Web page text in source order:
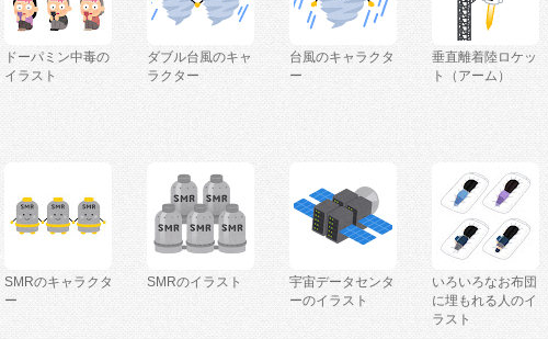
ドーパミン中毒の
イラスト
ダブル台風のキャ
ラクター
台風のキャラクタ
ー
垂直離着陸ロケッ
ト（アーム）
SMRのキャラクタ
ー
SMRのイラスト
宇宙データセンタ
ーのイラスト
いろいろなお布団
に埋もれる人のイ
ラスト